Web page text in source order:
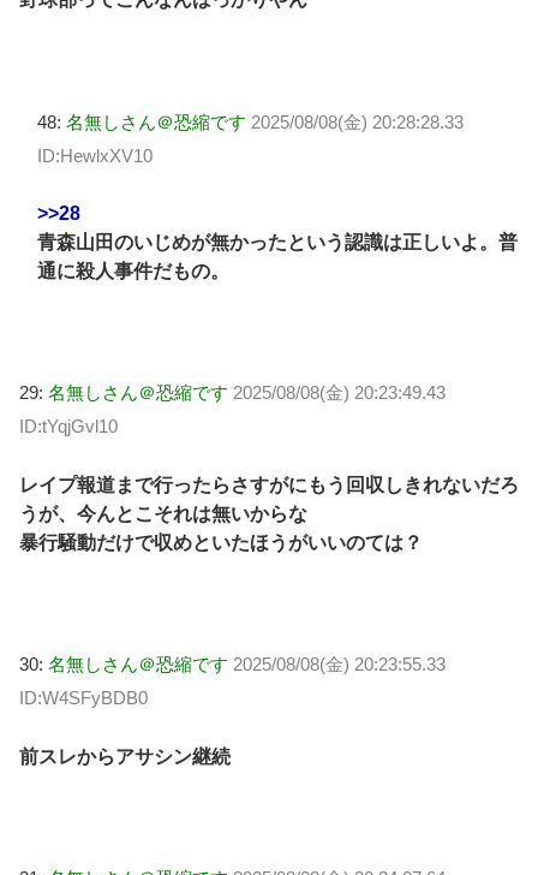
48: 名無しさん＠恐縮です 2025/08/08(金) 20:28:28.33
ID:HewlxXV10
>>28
青森山田のいじめが無かったという認識は正しいよ。普
通に殺人事件だもの。
29: 名無しさん＠恐縮です 2025/08/08(金) 20:23:49.43
ID:tYqjGvl10
レイプ報道まで行ったらさすがにもう回収しきれないだろ
うが、今んとこそれは無いからな
暴行騒動だけで収めといたほうがいいのては？
30: 名無しさん＠恐縮です 2025/08/08(金) 20:23:55.33
ID:W4SFyBDB0
前スレからアサシン継続